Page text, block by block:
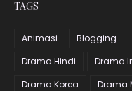
TAGS
Animasi Blogging
Drama Hindi
Drama
Drama Korea
Drama